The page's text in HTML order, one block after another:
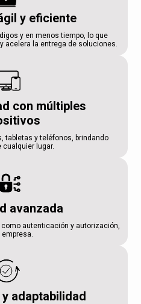
y eficiente
y en menos tiempo, lo que
acelera la entrega de soluciones.
con múltiples
tabletas y teléfonos, brindando
lugar.
avanzada
autenticación y autorización,
adaptabilidad